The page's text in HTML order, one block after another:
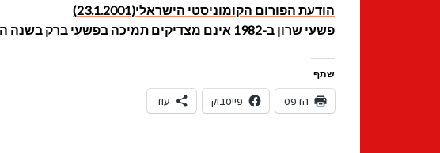
הודעת הפורום הקומוניסטי הישראלי(23.1.2001)
פשעי שרון ב-1982 אינם מצדיקים תמיכה בפשעי ברק בשנה האחרונה
שתף
הדפס פייסבוק עוד